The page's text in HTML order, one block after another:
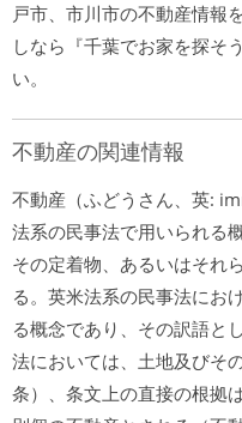
戸市、市川市の不動産情報
しなら『千葉でお家を探そ
い。
不動産の関連情報
不動産（ふどうさん、英:
法系の民事法で用いられる
その定着物、あるいはそれ
る。英米法系の民事法にお
る概念であり、その訳語と
法においては、土地及びそ
条）、条文上の直接の根拠